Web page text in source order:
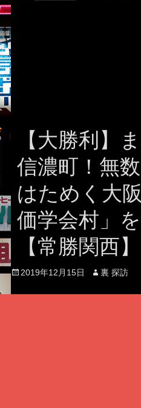
【大勝利】
信濃町！無
はためく大
価学会村」
【常勝関西】
Posted
2019年12月15日 Author
裏 探訪